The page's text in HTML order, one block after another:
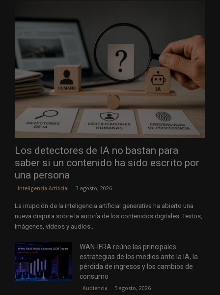
Los detectores de IA no bastan para
saber si un contenido ha sido escrito por
una persona
Inteligencia Artificial 3 agosto, 2026
La irrupción de la inteligencia artificial generativa ha abierto una
nueva disputa sobre la autoría de los contenidos digitales. Textos,
imágenes, vídeos y audios...
WAN-IFRA reúne las principales
estrategias de los medios ante la IA, la
pérdida de ingresos y los cambios de
consumo
Audiencia 5 agosto, 2026